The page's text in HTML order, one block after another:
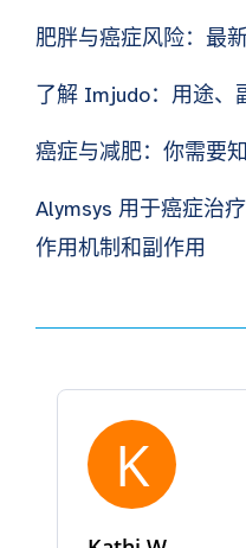
肥胖与癌症风险：最
了解 Imjudo：用途、
癌症与减肥：你需要
Alymsys 用于癌症治疗
作用机制和副作用